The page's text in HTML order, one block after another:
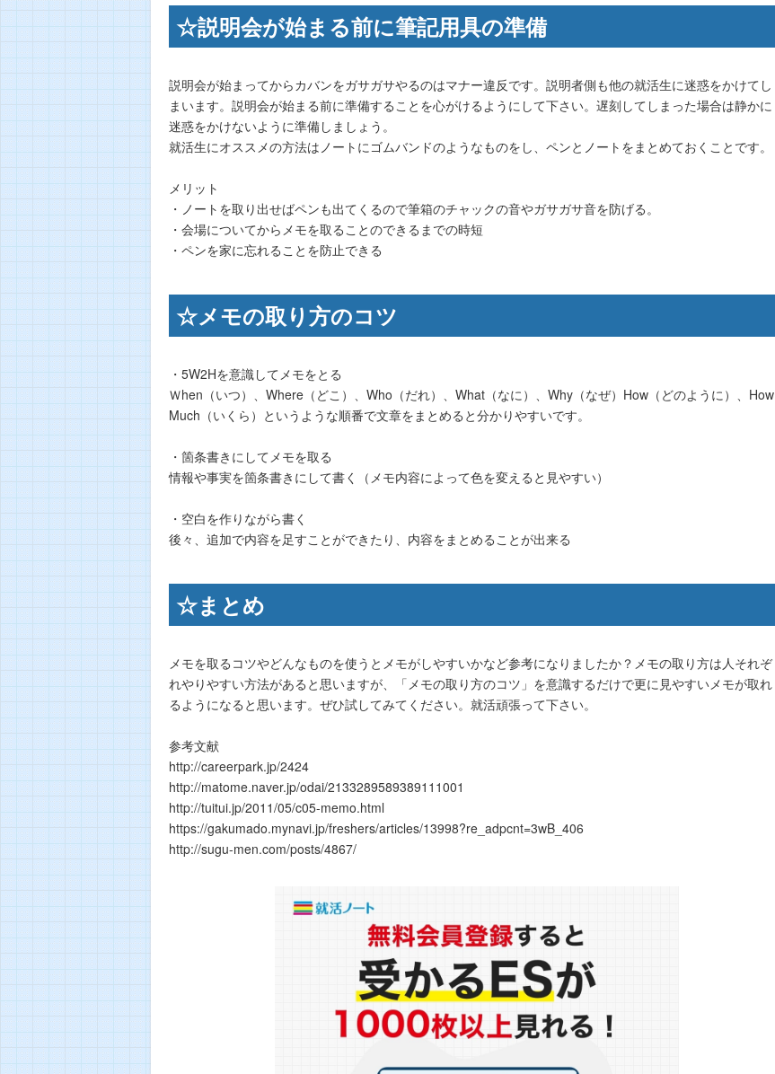
☆説明会が始まる前に筆記用具の準備
説明会が始まってからカバンをガサガサやるのはマナー違反です。説明者側も他の就活生に迷惑をかけてし
まいます。説明会が始まる前に準備することを心がけるようにして下さい。遅刻してしまった場合は静かに
迷惑をかけないように準備しましょう。
就活生にオススメの方法はノートにゴムバンドのようなものをし、ペンとノートをまとめておくことです。
メリット
・ノートを取り出せばペンも出てくるので筆箱のチャックの音やガサガサ音を防げる。
・会場についてからメモを取ることのできるまでの時短
・ペンを家に忘れることを防止できる
☆メモの取り方のコツ
・5W2Hを意識してメモをとる
Ｗhen（いつ）、Where（どこ）、Who（だれ）、What（なに）、Why（なぜ）How（どのように）、How
Much（いくら）というような順番で文章をまとめると分かりやすいです。
・箇条書きにしてメモを取る
情報や事実を箇条書きにして書く（メモ内容によって色を変えると見やすい）
・空白を作りながら書く
後々、追加で内容を足すことができたり、内容をまとめることが出来る
☆まとめ
メモを取るコツやどんなものを使うとメモがしやすいかなど参考になりましたか？メモの取り方は人それぞ
れやりやすい方法があると思いますが、「メモの取り方のコツ」を意識するだけで更に見やすいメモが取れ
るようになると思います。ぜひ試してみてください。就活頑張って下さい。
参考文献
http://careerpark.jp/2424
http://matome.naver.jp/odai/2133289589389111001
http://tuitui.jp/2011/05/c05-memo.html
https://gakumado.mynavi.jp/freshers/articles/13998?re_adpcnt=3wB_406
http://sugu-men.com/posts/4867/